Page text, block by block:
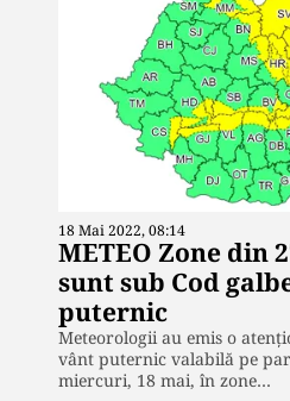
18 Mai 2022, 08:14
METEO Zone din
sunt sub Cod
puternic
Meteorologii au emis o
vânt puternic valabilă pe
miercuri, 18 mai, în zone…